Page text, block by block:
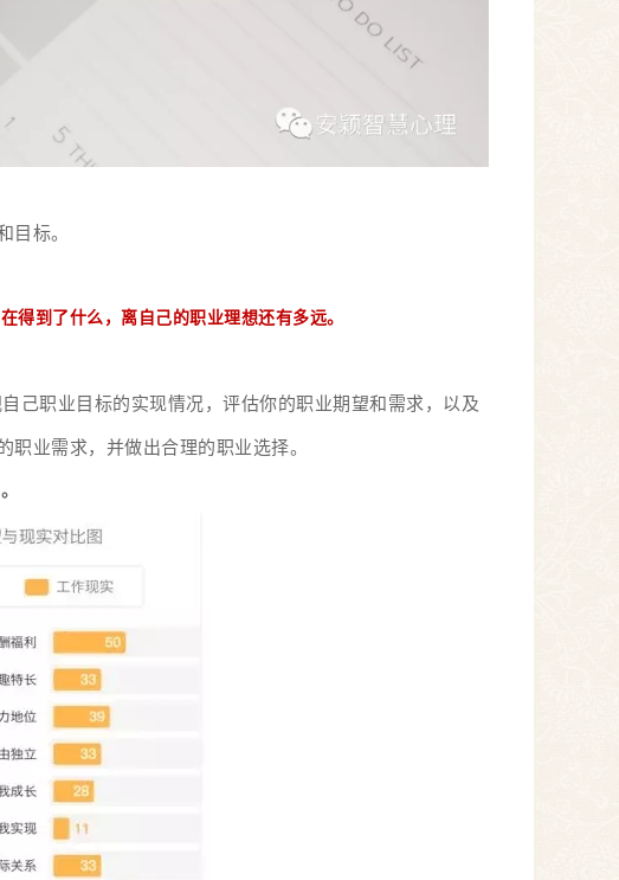
目标。
得到了什么，离自己的职业理想还有多远。
己职业目标的实现情况，评估你的职业期望和需求，以及
业需求，并做出合理的职业选择。